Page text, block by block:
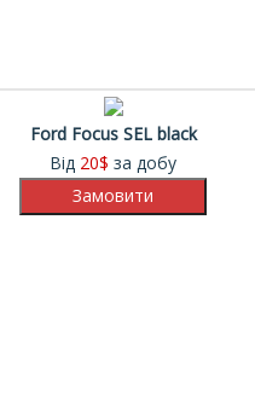
Ford Focus SEL black
Від 20$ за добу